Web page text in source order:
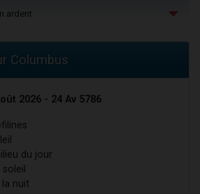
ardent
Columbus
2026 - 24 Av 5786
du jour
soleil
la nuit